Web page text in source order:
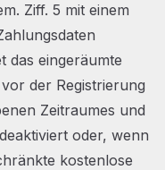
Ziff. 5 mit einem
das eingeräumte
der Registrierung
Zeitraumes und
oder, wenn
kostenlose